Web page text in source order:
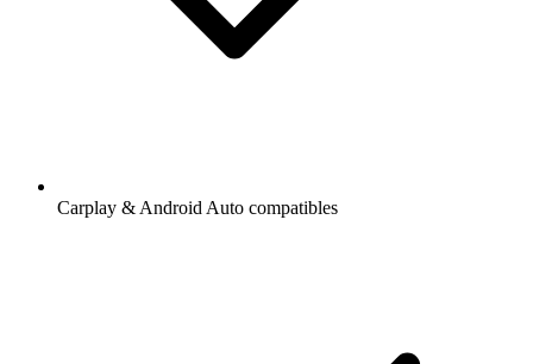
Carplay & Android Auto compatibles